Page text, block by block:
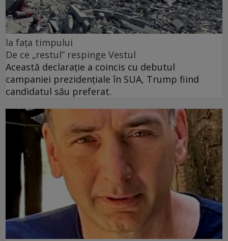
la fața timpului
De ce „restul” respinge Vestul
Această declarație a coincis cu debutul
campaniei prezidențiale în SUA, Trump fiind
candidatul său preferat.